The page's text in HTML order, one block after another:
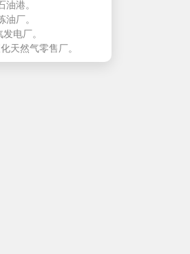
港。
厂。
电厂。
天然气零售厂。